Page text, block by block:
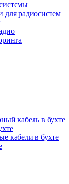
для радиосистем
кабель в бухте
кабели в бухте